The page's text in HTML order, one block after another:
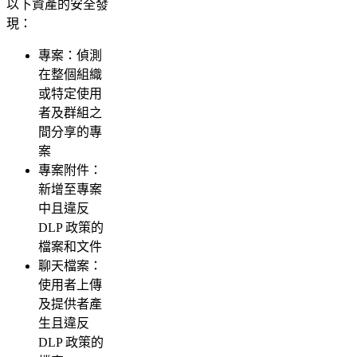
以下資產的安全發
現：
專案：偵測
在整個組織
或特定使用
者及群組之
間分享的專
案
專案附件：
新增至專案
中且違反
DLP 政策的
檔案和文件
聊天檔案：
使用者上傳
及提供者產
生且違反
DLP 政策的